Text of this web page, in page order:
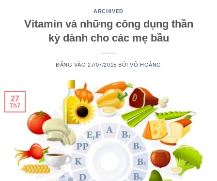
ARCHIVED
Vitamin và những công dụng thần
kỳ dành cho các mẹ bầu
ĐĂNG VÀO27/07/2015 BỞIVÕ HOÀNG
27
Th7